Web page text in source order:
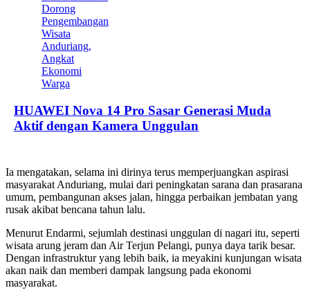
HUAWEI Nova 14 Pro Sasar Generasi Muda
Aktif dengan Kamera Unggulan
Ia mengatakan, selama ini dirinya terus memperjuangkan aspirasi
masyarakat Anduriang, mulai dari peningkatan sarana dan prasarana
umum, pembangunan akses jalan, hingga perbaikan jembatan yang
rusak akibat bencana tahun lalu.
Menurut Endarmi, sejumlah destinasi unggulan di nagari itu, seperti
wisata arung jeram dan Air Terjun Pelangi, punya daya tarik besar.
Dengan infrastruktur yang lebih baik, ia meyakini kunjungan wisata
akan naik dan memberi dampak langsung pada ekonomi
masyarakat.